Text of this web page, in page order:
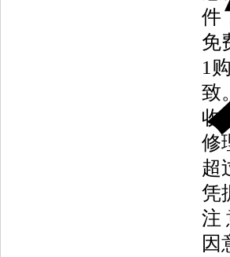
件
免
1
致
收
修
超
凭
注
因